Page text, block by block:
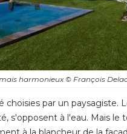
harmonieux© François
choisies par un paysagiste.
s'opposent à l'eau. Mais le